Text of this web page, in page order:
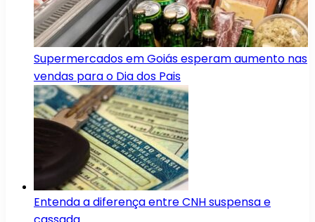
Supermercados em Goiás esperam aumento nas
vendas para o Dia dos Pais
Entenda a diferença entre CNH suspensa e